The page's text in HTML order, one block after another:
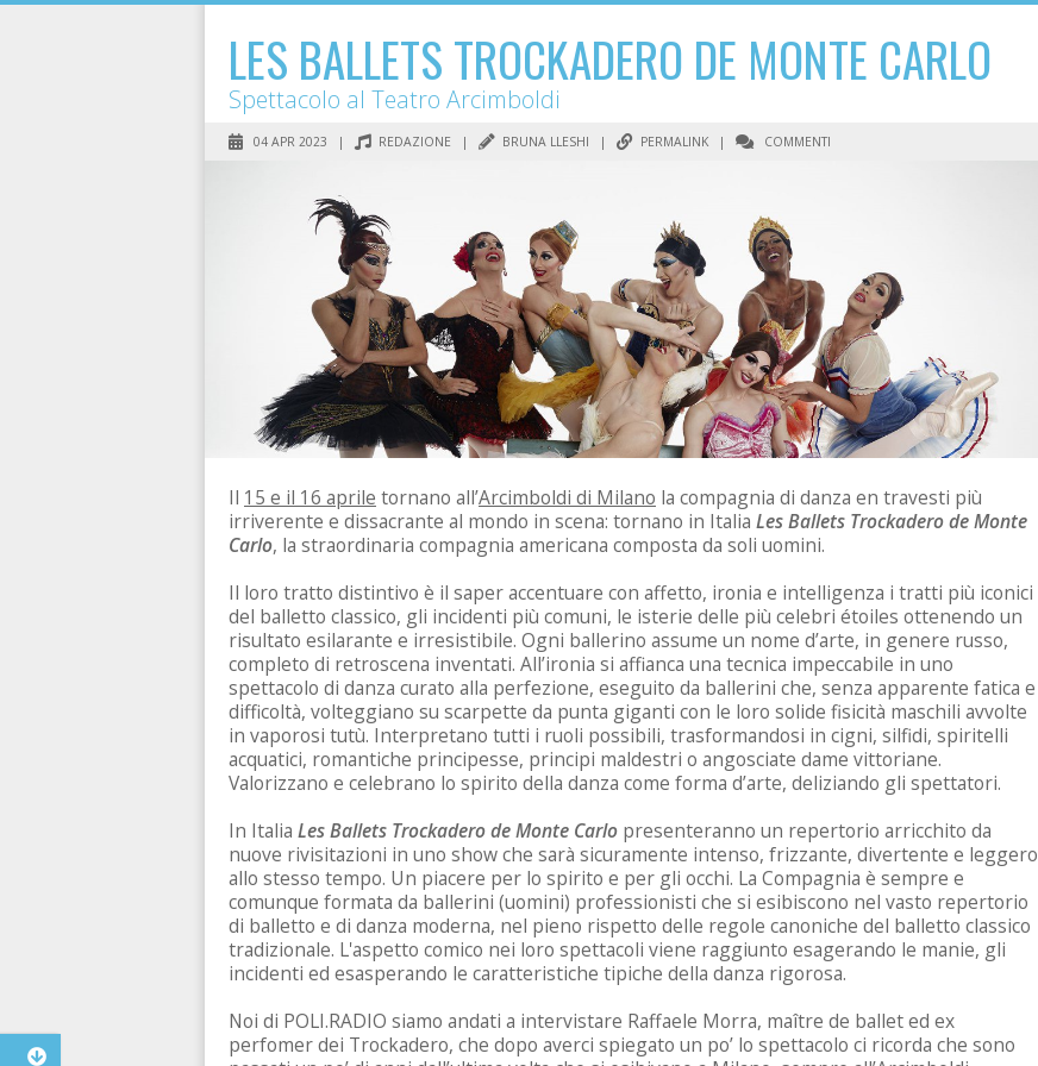
LES BALLETS TROCKADERO DE MONTE CARLO
Spettacolo al Teatro Arcimboldi
04 APR 2023 | REDAZIONE | BRUNA LLESHI | PERMALINK | COMMENTI
Il 15 e il 16 aprile tornano all’Arcimboldi di Milano la compagnia di danza en travesti più
irriverente e dissacrante al mondo in scena: tornano in Italia Les Ballets Trockadero de Monte
Carlo, la straordinaria compagnia americana composta da soli uomini.
Il loro tratto distintivo è il saper accentuare con affetto, ironia e intelligenza i tratti più iconici
del balletto classico, gli incidenti più comuni, le isterie delle più celebri étoiles ottenendo un
risultato esilarante e irresistibile. Ogni ballerino assume un nome d’arte, in genere russo,
completo di retroscena inventati. All’ironia si affianca una tecnica impeccabile in uno
spettacolo di danza curato alla perfezione, eseguito da ballerini che, senza apparente fatica e
difficoltà, volteggiano su scarpette da punta giganti con le loro solide fisicità maschili avvolte
in vaporosi tutù. Interpretano tutti i ruoli possibili, trasformandosi in cigni, silfidi, spiritelli
acquatici, romantiche principesse, principi maldestri o angosciate dame vittoriane.
Valorizzano e celebrano lo spirito della danza come forma d’arte, deliziando gli spettatori.
In Italia Les Ballets Trockadero de Monte Carlo presenteranno un repertorio arricchito da
nuove rivisitazioni in uno show che sarà sicuramente intenso, frizzante, divertente e leggero
allo stesso tempo. Un piacere per lo spirito e per gli occhi. La Compagnia è sempre e
comunque formata da ballerini (uomini) professionisti che si esibiscono nel vasto repertorio
di balletto e di danza moderna, nel pieno rispetto delle regole canoniche del balletto classico
tradizionale. L'aspetto comico nei loro spettacoli viene raggiunto esagerando le manie, gli
incidenti ed esasperando le caratteristiche tipiche della danza rigorosa.
Noi di POLI.RADIO siamo andati a intervistare Raffaele Morra, maître de ballet ed ex
perfomer dei Trockadero, che dopo averci spiegato un po’ lo spettacolo ci ricorda che sono